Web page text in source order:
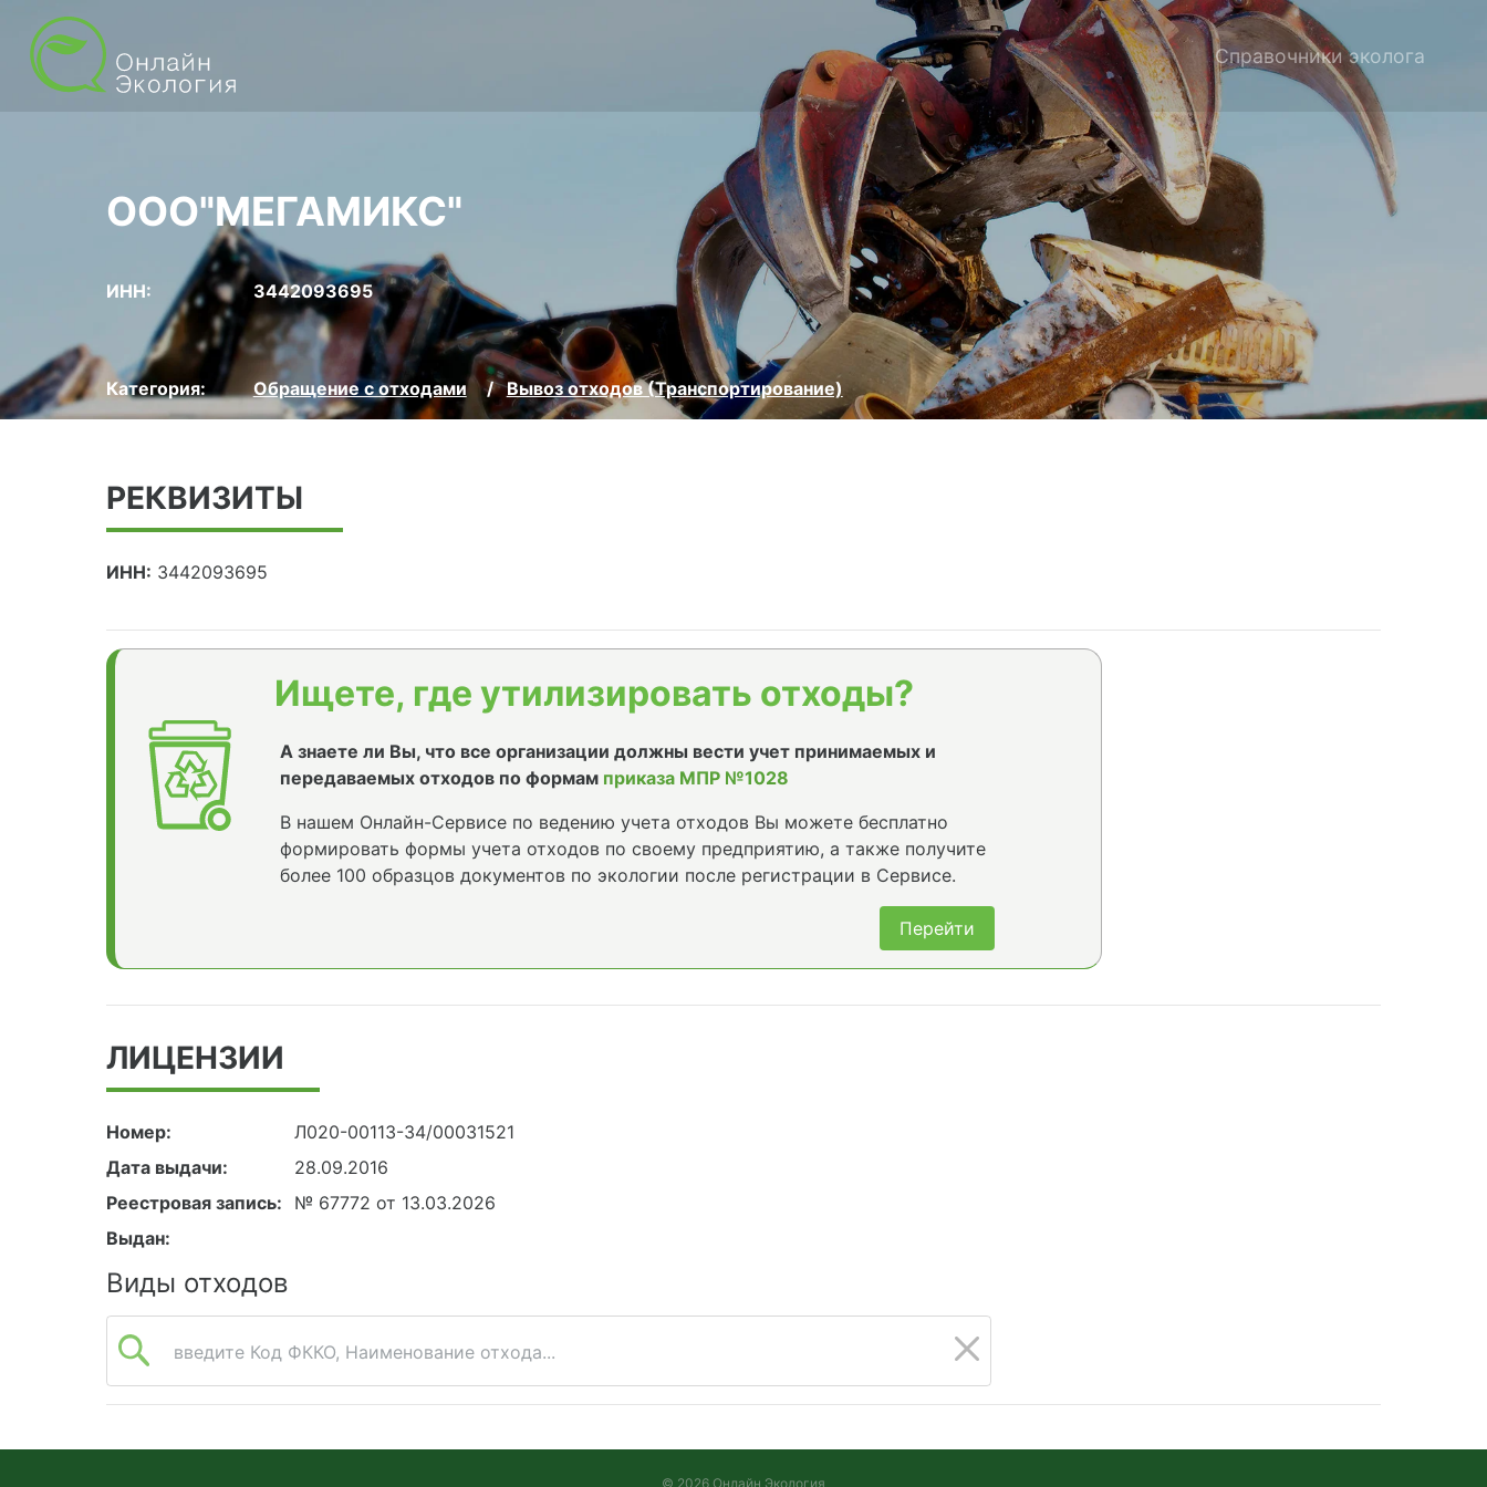
Справочники эколога
ООО"МЕГАМИКС"
ИНН: 3442093695
Категория: Обращение с отходами Вывоз отходов (Транспортирование)
РЕКВИЗИТЫ
ИНН: 3442093695
Ищете, где утилизировать отходы?
А знаете ли Вы, что все организации должны вести учет принимаемых и
передаваемых отходов по формам приказа МПР №1028
В нашем Онлайн-Сервисе по ведению учета отходов Вы можете бесплатно
формировать формы учета отходов по своему предприятию, а также получите
более 100 образцов документов по экологии после регистрации в Сервисе.
Перейти
ЛИЦЕНЗИИ
Номер:
Л020-00113-34/00031521
Дата выдачи:
28.09.2016
Реестровая запись:
№ 67772 от 13.03.2026
Выдан:
Виды отходов
введите Код ФККО, Наименование отхода...
© 2026 Онлайн Экология